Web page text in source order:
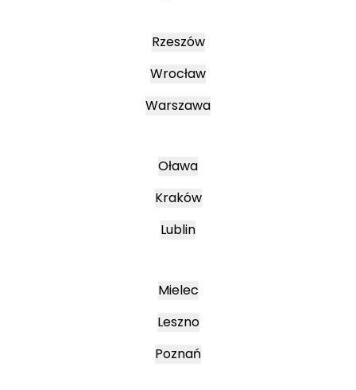
Rzeszów
Wrocław
Warszawa
Oława
Kraków
Lublin
Mielec
Leszno
Poznań